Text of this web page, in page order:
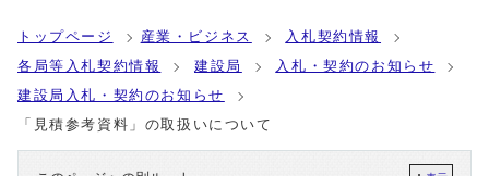
トップページ 産業・ビジネス
入札契約情報
各局等入札契約情報
建設局
入札・契約のお知らせ
建設局入札・契約のお知らせ
「見積参考資料」の取扱いについて